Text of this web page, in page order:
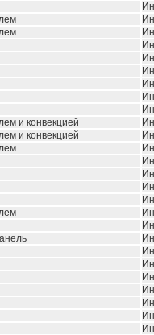
и конвекцией
и конвекцией